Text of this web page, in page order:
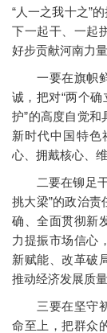
“人一之我十之”
下一起干、一起
好步贡献河南力量
一要在旗帜鲜
诚，把对“两个
护”的高度自觉
新时代中国特色
心、拥戴核心、
二要在铆足干
挑大梁”的政治
确、全面贯彻新
力提振市场信心
新赋能、改革破
推动经济发展质
三要在坚守初
命至上，把群众